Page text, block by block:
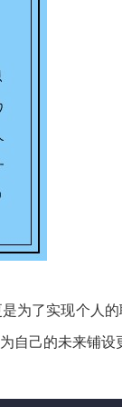
为了实现个人
自己的未来铺